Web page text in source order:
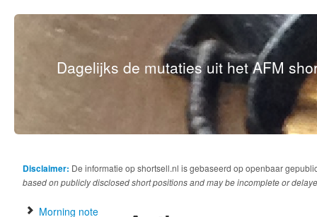
Dagelijks de mutaties uit het AFM
Disclaimer: De informatie op shortsell.nl is gebaseerd op openbaar
based on publicly disclosed short positions and may be incomplete or
Morning note